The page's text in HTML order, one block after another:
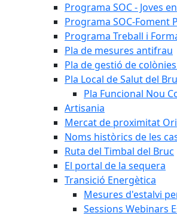
Programa SOC - Joves
Programa SOC-Foment
Programa Treball i
Pla de mesures antifrau
Pla de gestió de
Pla Local de Salut del
Pla Funcional Nou
Artisania
Mercat de proximitat
Noms històrics de les
Ruta del Timbal del Bruc
El portal de la sequera
Transició Energètica
Mesures d'estalvi
Sessions Webinars